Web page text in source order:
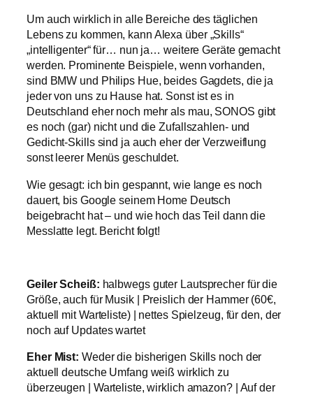
Um auch wirklich in alle Bereiche des täglichen
Lebens zu kommen, kann Alexa über „Skills“
„intelligenter“ für… nun ja… weitere Geräte gemacht
werden. Prominente Beispiele, wenn vorhanden,
sind BMW und Philips Hue, beides Gagdets, die ja
jeder von uns zu Hause hat. Sonst ist es in
Deutschland eher noch mehr als mau, SONOS gibt
es noch (gar) nicht und die Zufallszahlen- und
Gedicht-Skills sind ja auch eher der Verzweiflung
sonst leerer Menüs geschuldet.
Wie gesagt: ich bin gespannt, wie lange es noch
dauert, bis Google seinem Home Deutsch
beigebracht hat – und wie hoch das Teil dann die
Messlatte legt. Bericht folgt!
Geiler Scheiß: halbwegs guter Lautsprecher für die
Größe, auch für Musik | Preislich der Hammer (60€,
aktuell mit Warteliste) | nettes Spielzeug, für den, der
noch auf Updates wartet
Eher Mist: Weder die bisherigen Skills noch der
aktuell deutsche Umfang weiß wirklich zu
überzeugen | Warteliste, wirklich amazon? | Auf der